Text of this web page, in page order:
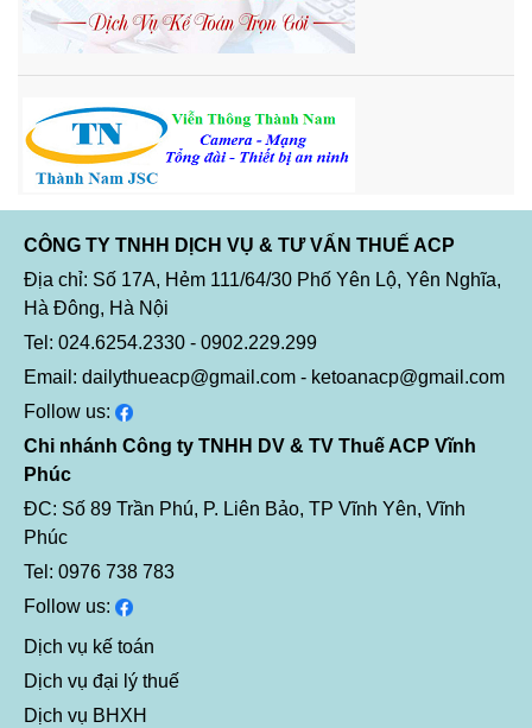
CÔNG TY TNHH DỊCH VỤ & TƯ VẤN THUẾ ACP
Địa chỉ: Số 17A, Hẻm 111/64/30 Phố Yên Lộ, Yên Nghĩa,
Hà Đông, Hà Nội
Tel: 024.6254.2330 - 0902.229.299
Email: dailythueacp@gmail.com - ketoanacp@gmail.com
Follow us:
Chi nhánh Công ty TNHH DV & TV Thuế ACP Vĩnh
Phúc
ĐC: Số 89 Trần Phú, P. Liên Bảo, TP Vĩnh Yên, Vĩnh
Phúc
Tel: 0976 738 783
Follow us:
Dịch vụ kế toán
Dịch vụ đại lý thuế
Dịch vụ BHXH